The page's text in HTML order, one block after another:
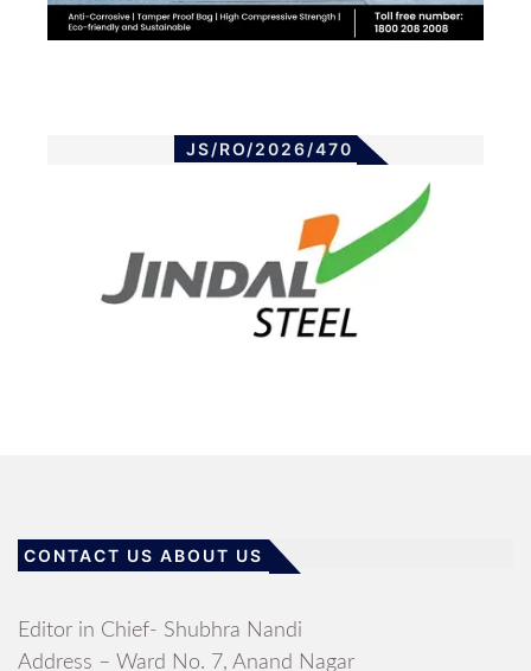
JS/RO/2026/470
CONTACT US ABOUT US
Editor in Chief- Shubhra Nandi
Address – Ward No. 7, Anand Nagar